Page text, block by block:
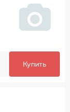
Купить